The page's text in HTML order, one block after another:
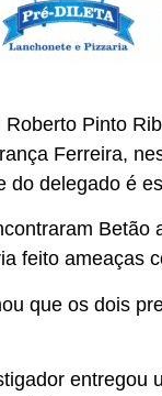
Pinto
Ferreira,
do delegado é
feito ameaças
que os dois
entregou